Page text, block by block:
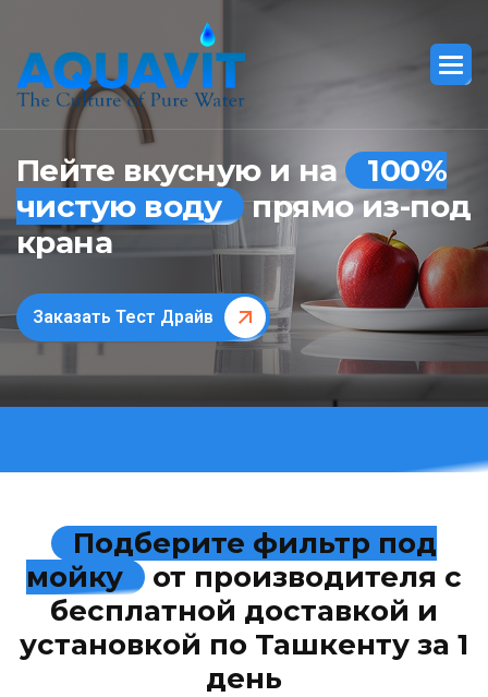
Пейте вкусную и на
100%
чистую воду прямо из-под
крана
Заказать Тест Драйв
Подберите фильтр под
мойку
от производителя с
бесплатной доставкой и
установкой по Ташкенту за 1
день